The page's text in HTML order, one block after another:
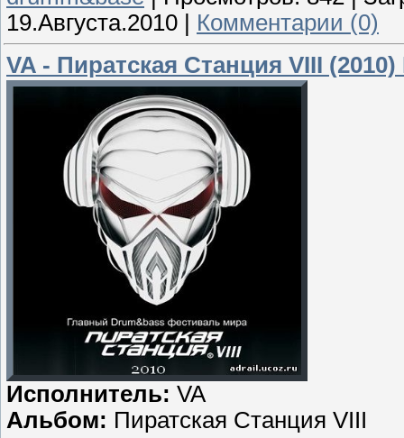
19.Августа.2010 | Комментарии (0)
VA - Пиратская Станция VIII (2010)
Исполнитель: VA
Альбом: Пиратская Станция VIII